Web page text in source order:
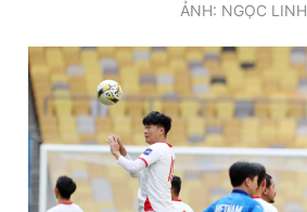
ẢNH: NGỌC LINH